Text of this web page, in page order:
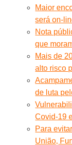
Maior
será on-
Nota
que
Mais de
alto risco
de luta
Covid-19
Para
União,